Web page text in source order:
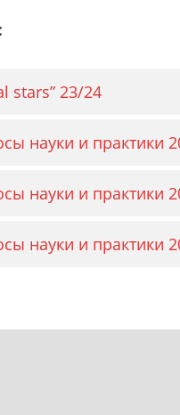
stars” 23/24
науки и практики
науки и практики
науки и практики